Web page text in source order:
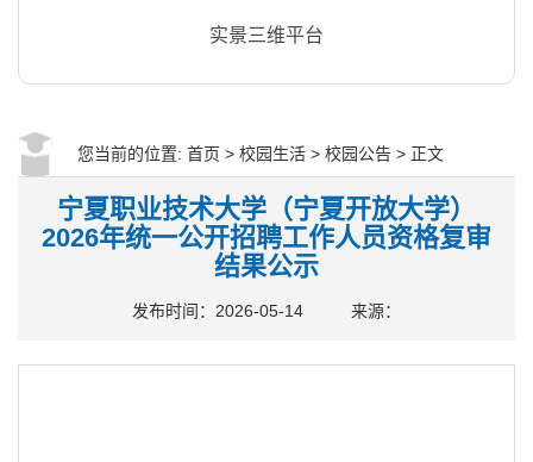
实景三维平台
您当前的位置: 首页 > 校园生活 > 校园公告 > 正文
宁夏职业技术大学（宁夏开放大学）
2026年统一公开招聘工作人员资格复审
结果公示
发布时间：2026-05-14 来源：